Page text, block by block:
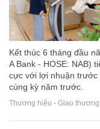
Kết thúc 6 tháng đầu
A Bank - HOSE: NAB)
cực với lợi nhuận trước
cùng kỳ năm trước.
Thương hiệu - Giao thương